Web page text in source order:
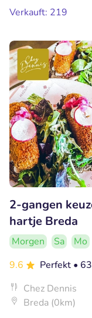
Verkauft: 219
2-gangen
hartje Breda
Morgen Sa Mo
9.6
Perfekt •
Chez Dennis
Breda (0km)